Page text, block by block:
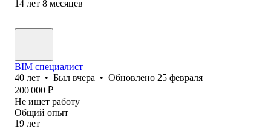
14 лет 8 месяцев
BIM специалист
40 лет • Был вчера • Обновлено 25 февраля
200 000 ₽
Не ищет работу
Общий опыт
19 лет